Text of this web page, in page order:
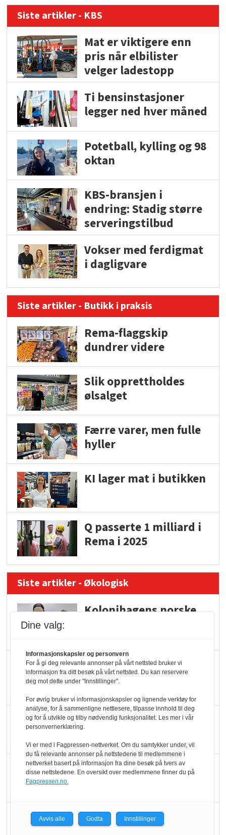
Siste artikler - KBS
Mat er viktigere enn
pris når elbilister
velger ladestopp
Ti bensinstasjoner
legger ned hver måned
Potetball, kylling og 98
oktan
KBS-bransjen i
endring: Stadig større
serveringstilbud
Vokser med ferdigmat
i dagligvare
Siste artikler - Butikk i praksis
Rema-flaggskip
dundrer videre
Slik opprettholdes
ølsalget
Færre varer, men fulle
hyller
KI lager mat i butikken
Q passerte 1 milliard i
Rema i 2025
Siste artikler - Økologisk
Kolonihagens norske
Marit Kolby vant
Økologisk Norge sin
hederspris
Blir enklere å velge
økologisk i butikkhylla
Kolonihagen sliter
Rapport: Økokundene
Dine valg:
Informasjonskapsler og personvern
For å gi deg relevante annonser på vårt nettsted bruker vi
informasjon fra ditt besøk på vårt nettsted. Du kan reservere
deg mot dette under "Innstillinger".
For øvrig bruker vi informasjonskapsler og lignende verktøy for
analyse, for å sammenligne nettlesere, tilpasse innhold til deg
og for å utvikle og tilby nødvendig funksjonalitet. Les mer i vår
personvernerklæring.
Vi er med i Fagpressen-nettverket. Om du samtykker under, vil
du få relevante annonser på nettstedene til medlemmene i
nettverket basert på informasjon fra dine besøk på tvers av
disse nettstedene. En oversikt over medlemmene finner du på
Fagpressen.no.
Avvis alle Godta Innstillinger